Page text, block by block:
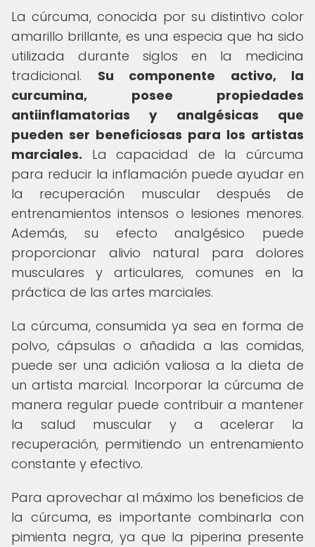
La cúrcuma, conocida por su distintivo color
amarillo brillante, es una especia que ha sido
utilizada durante siglos en la medicina
tradicional. Su componente activo, la
curcumina, posee propiedades
antiinflamatorias y analgésicas que
pueden ser beneficiosas para los artistas
marciales. La capacidad de la cúrcuma
para reducir la inflamación puede ayudar en
la recuperación muscular después de
entrenamientos intensos o lesiones menores.
Además, su efecto analgésico puede
proporcionar alivio natural para dolores
musculares y articulares, comunes en la
práctica de las artes marciales.
La cúrcuma, consumida ya sea en forma de
polvo, cápsulas o añadida a las comidas,
puede ser una adición valiosa a la dieta de
un artista marcial. Incorporar la cúrcuma de
manera regular puede contribuir a mantener
la salud muscular y a acelerar la
recuperación, permitiendo un entrenamiento
constante y efectivo.
Para aprovechar al máximo los beneficios de
la cúrcuma, es importante combinarla con
pimienta negra, ya que la piperina presente